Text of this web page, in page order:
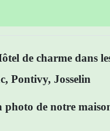
de charme dans
Pontivy, Josselin
photo de notre